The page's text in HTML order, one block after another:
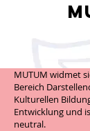
MUTUM widmet
Bereich
Kulturellen
Entwicklung und
neutral.